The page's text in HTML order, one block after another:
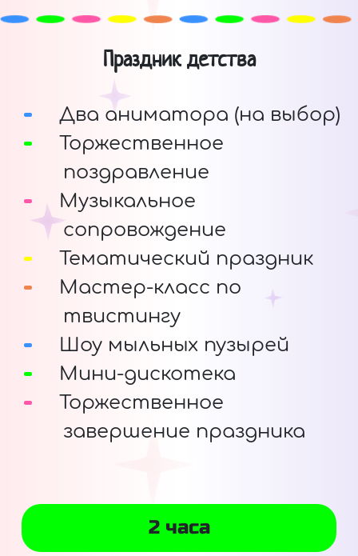
Праздник детства
Два аниматора (на выбор)
Торжественное
поздравление
Музыкальное
сопровождение
Тематический праздник
Мастер-класс по
твистингу
Шоу мыльных пузырей
Мини-дискотека
Торжественное
завершение праздника
2 часа